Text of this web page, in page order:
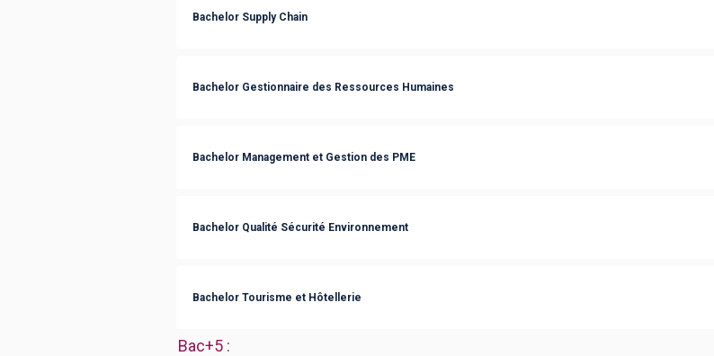
Bachelor Supply Chain
Bachelor Gestionnaire des Ressources Humaines
Bachelor Management et Gestion des PME
Bachelor Qualité Sécurité Environnement
Bachelor Tourisme et Hôtellerie
Bac+5 :